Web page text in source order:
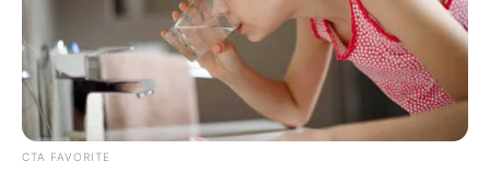
CTA FAVORITE